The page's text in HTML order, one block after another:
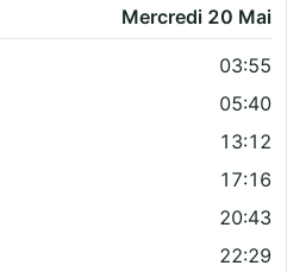
Mercredi 20 Mai
03:55
05:40
13:12
17:16
20:43
22:29